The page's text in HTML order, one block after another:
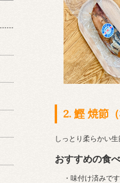
2. 鰹 焼節
しっとり柔らかい
おすすめの食
・味付け済みで